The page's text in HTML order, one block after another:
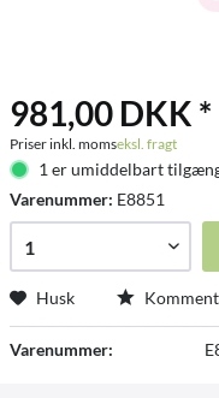
981,00 DKK *
Priser inkl. momseksl. fragt
1 er umiddelbart
Varenummer: E8851
Husk
Varenummer: